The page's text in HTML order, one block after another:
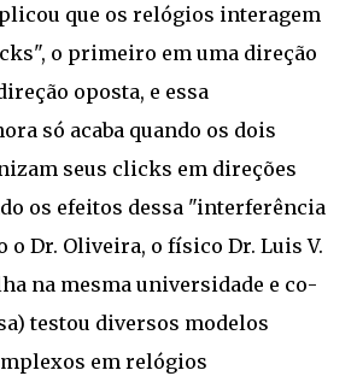
que os relógios interagem
o primeiro em uma direção
oposta, e essa
só acaba quando os dois
seus clicks em direções
os efeitos dessa "interferência
o Dr. Oliveira, o físico Dr. Luis V.
na mesma universidade e co-
testou diversos modelos
em relógios